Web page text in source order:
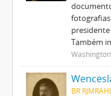
Também
BR